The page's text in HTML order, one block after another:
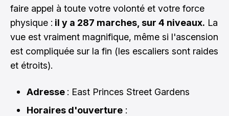
faire appel à toute votre volonté et votre force
physique : il y a 287 marches, sur 4 niveaux. La
vue est vraiment magnifique, même si l'ascension
est compliquée sur la fin (les escaliers sont raides
et étroits).
Adresse : East Princes Street Gardens
Horaires d'ouverture :